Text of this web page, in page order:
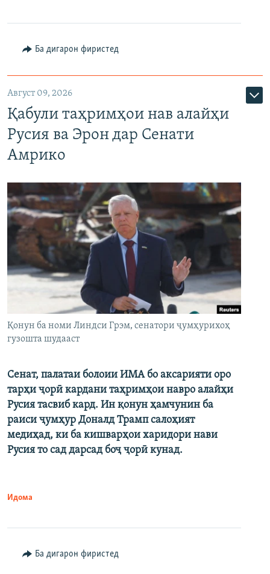
Ба дигарон фиристед
Август 09, 2026
Қабули таҳримҳои нав алайҳи
Русия ва Эрон дар Сенати
Амрико
Қонун ба номи Линдси Грэм, сенатори ҷумҳурихоҳ
гузошта шудааст
Сенат, палатаи болоии ИМА бо аксарияти оро
тарҳи ҷорӣ кардани таҳримҳои навро алайҳи
Русия тасвиб кард. Ин қонун ҳамчунин ба
раиси ҷумҳур Доналд Трамп салоҳият
медиҳад, ки ба кишварҳои харидори нави
Русия то сад дарсад боҷ ҷорӣ кунад.
Идома
Ба дигарон фиристед